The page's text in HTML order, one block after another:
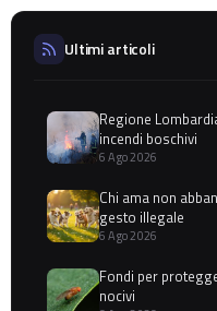
Ultimi articoli
Regione
incendi boschivi
6 Ago 2026
Chi ama non
gesto illegale
6 Ago 2026
Fondi per
nocivi